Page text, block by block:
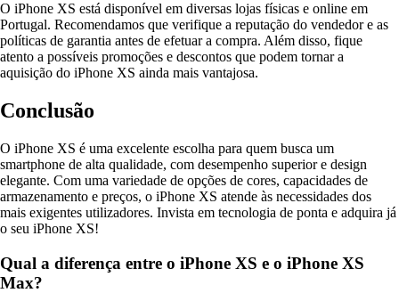
O iPhone XS está disponível em diversas lojas físicas e online em
Portugal. Recomendamos que verifique a reputação do vendedor e as
políticas de garantia antes de efetuar a compra. Além disso, fique
atento a possíveis promoções e descontos que podem tornar a
aquisição do iPhone XS ainda mais vantajosa.
Conclusão
O iPhone XS é uma excelente escolha para quem busca um
smartphone de alta qualidade, com desempenho superior e design
elegante. Com uma variedade de opções de cores, capacidades de
armazenamento e preços, o iPhone XS atende às necessidades dos
mais exigentes utilizadores. Invista em tecnologia de ponta e adquira já
o seu iPhone XS!
Qual a diferença entre o iPhone XS e o iPhone XS
Max?